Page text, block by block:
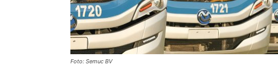
Foto: Semuc BV